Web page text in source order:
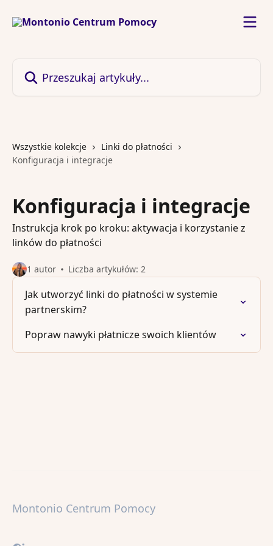
Wszystkie kolekcje
Linki do płatności
Konfiguracja i integracje
Konfiguracja i integracje
Instrukcja krok po kroku: aktywacja i korzystanie z
linków do płatności
1 autor Liczba artykułów: 2
Jak utworzyć linki do płatności w systemie
partnerskim?
Popraw nawyki płatnicze swoich klientów
Montonio Centrum Pomocy